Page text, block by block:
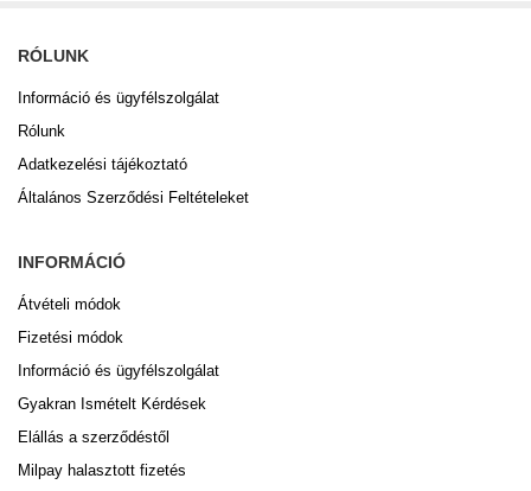
RÓLUNK
Információ és ügyfélszolgálat
Rólunk
Adatkezelési tájékoztató
Általános Szerződési Feltételeket
INFORMÁCIÓ
Átvételi módok
Fizetési módok
Információ és ügyfélszolgálat
Gyakran Ismételt Kérdések
Elállás a szerződéstől
Milpay halasztott fizetés